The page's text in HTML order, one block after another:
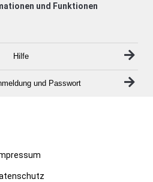
und Funktionen
Hilfe
und Passwort